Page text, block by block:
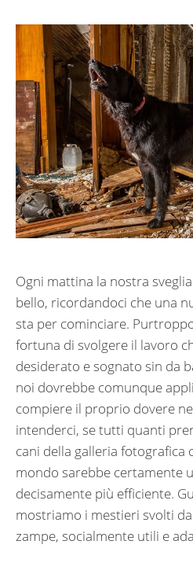
Ogni mattina la nostra
bello, ricordandoci che una
sta per cominciare.
fortuna di svolgere il lavoro
desiderato e sognato sin da
noi dovrebbe comunque
compiere il proprio dovere
intenderci, se tutti quanti
cani della galleria fotografica
mondo sarebbe certamente
decisamente più efficiente.
mostriamo i mestieri svolti
zampe, socialmente utili e